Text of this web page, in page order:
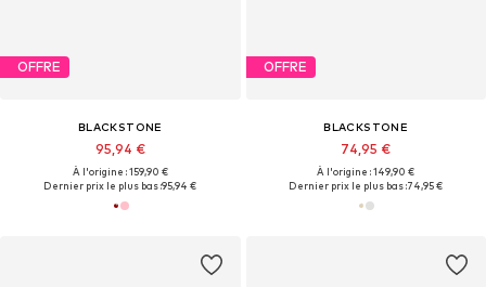
OFFRE
BLACKSTONE
95,94 €
À l'origine : 159,90 €
Dernier prix le plus bas :95,94 €
OFFRE
BLACKSTONE
74,95 €
À l'origine : 149,90 €
Dernier prix le plus bas :74,95 €